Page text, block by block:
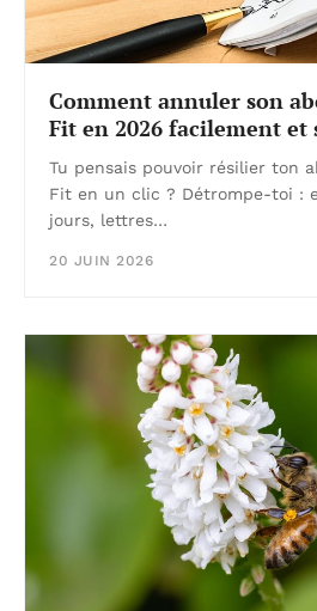
Comment annuler son
Fit en 2026 facilement et
Tu pensais pouvoir résilier ton
Fit en un clic ? Détrompe-toi :
jours, lettres…
20 JUIN 2026